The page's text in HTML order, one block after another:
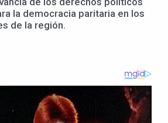
la democracia paritaria en los
de la región.